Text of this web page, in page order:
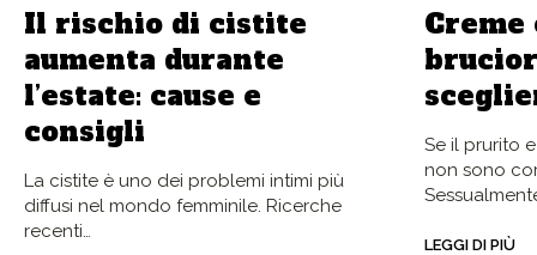
Il rischio di cistite
aumenta durante
l’estate: cause e
consigli
La cistite è uno dei problemi intimi più
diffusi nel mondo femminile. Ricerche
recenti…
Creme
Se il prurito
non sono
LEGGI DI PIÙ